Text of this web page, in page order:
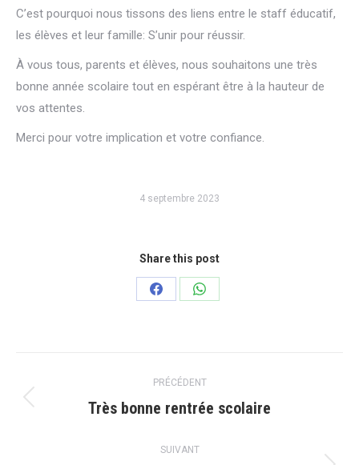
C’est pourquoi nous tissons des liens entre le staff éducatif,
les élèves et leur famille: S’unir pour réussir.
À vous tous, parents et élèves, nous souhaitons une très
bonne année scolaire tout en espérant être à la hauteur de
vos attentes.
Merci pour votre implication et votre confiance.
4 septembre 2023
Share this post
PartagerPartager
article
PRÉCÉDENT
Article
:
Très bonne rentrée scolaire
SUIVANT